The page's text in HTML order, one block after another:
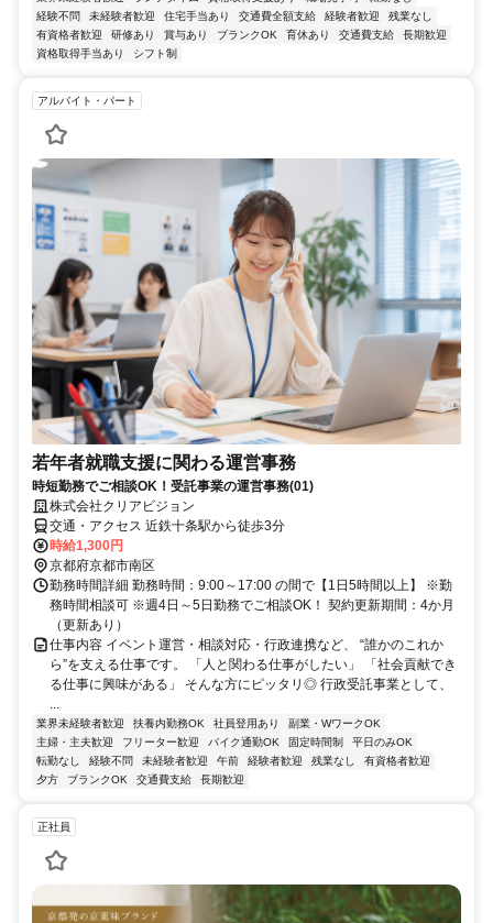
経験不問
未経験者歓迎 住宅手当あり 交通費全額支給 経験者歓迎
残業なし
有資格者歓迎
研修あり 賞与あり ブランクOK 育休あり 交通費支給
長期歓迎
資格取得手当あり
シフト制
アルバイト・パート
若年者就職支援に関わる運営事務
時短勤務でご相談OK！受託事業の運営事務(01)
株式会社クリアビジョン
交通・アクセス 近鉄十条駅から徒歩3分
時給1,300円
京都府京都市南区
勤務時間詳細 勤務時間：9:00～17:00 の間で【1日5時間以上】 ※勤
務時間相談可 ※週4日～5日勤務でご相談OK！ 契約更新期間：4か月
（更新あり）
仕事内容 イベント運営・相談対応・行政連携など、 “誰かのこれか
ら”を支える仕事です。 「人と関わる仕事がしたい」 「社会貢献でき
る仕事に興味がある」 そんな方にピッタリ◎ 行政受託事業として、
...
業界未経験者歓迎 扶養内勤務OK 社員登用あり
副業・WワークOK
主婦・主夫歓迎
フリーター歓迎 バイク通勤OK 固定時間制
平日のみOK
転勤なし
経験不問 未経験者歓迎 午前 経験者歓迎 残業なし
有資格者歓迎
夕方
ブランクOK 交通費支給 長期歓迎
正社員